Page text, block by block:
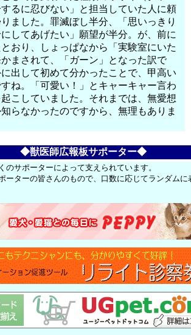
るに忍びない」と担当していた人に頼
ました。罪滅ぼし半分、「思いっきり
してあげたい」願望が半分。が、前に
おり、しょっぱなから「実験室にいた
まされて、「ガーン」となった訳で
出して初めて分かったことで、甲高い
ね。「可愛い！」とキャーキャー言わ
こしていました。それまでは、無愛想
らなかったのですから、無理もありま
◆獣医師広報板サポーター◆
のサポーターによって支えられています。
ーターの皆さんのもので、口数に応じてランダムに